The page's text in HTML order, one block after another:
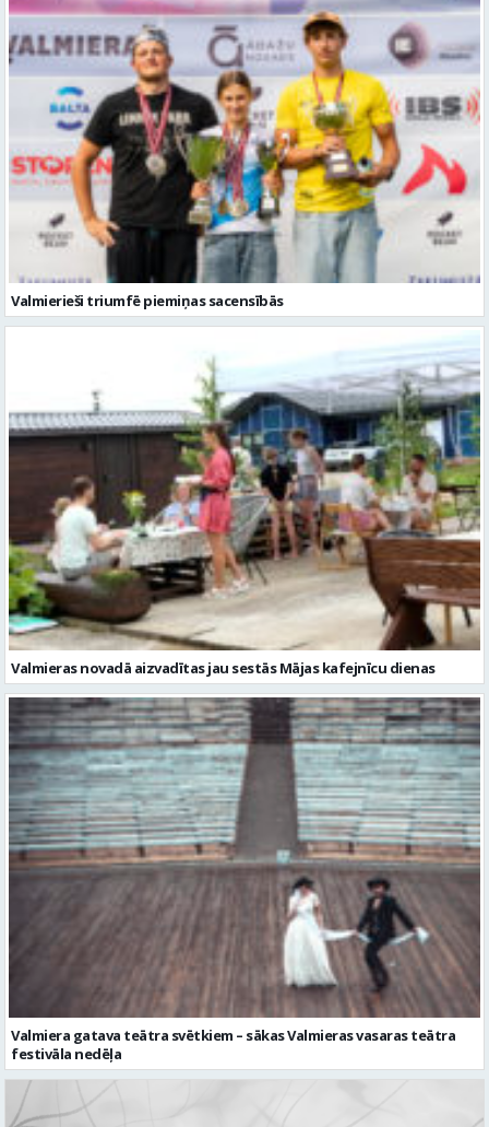
Valmierieši triumfē piemiņas sacensībās
Valmieras novadā aizvadītas jau sestās Mājas kafejnīcu dienas
Valmiera gatava teātra svētkiem – sākas Valmieras vasaras teātra
festivāla nedēļa